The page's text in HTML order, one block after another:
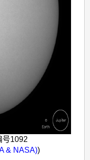
号1092
& NASA))